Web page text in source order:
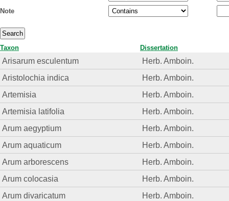
Note
Taxon Dissertation
Arisarum esculentum
Herb. Amboin.
Aristolochia indica
Herb. Amboin.
Artemisia
Herb. Amboin.
Artemisia latifolia
Herb. Amboin.
Arum aegyptium
Herb. Amboin.
Arum aquaticum
Herb. Amboin.
Arum arborescens
Herb. Amboin.
Arum colocasia
Herb. Amboin.
Arum divaricatum
Herb. Amboin.